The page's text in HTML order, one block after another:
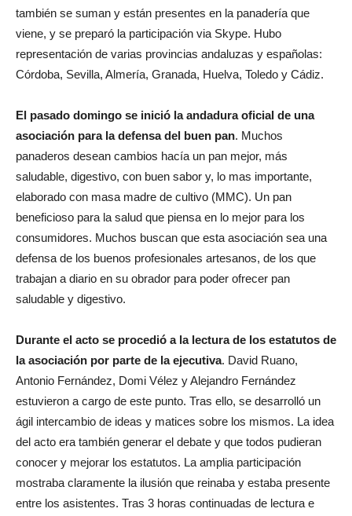
también se suman y están presentes en la panadería que
viene, y se preparó la participación via Skype. Hubo
representación de varias provincias andaluzas y españolas:
Córdoba, Sevilla, Almería, Granada, Huelva, Toledo y Cádiz.
El pasado domingo se inició la andadura oficial de una
asociación para la defensa del buen pan. Muchos
panaderos desean cambios hacía un pan mejor, más
saludable, digestivo, con buen sabor y, lo mas importante,
elaborado con masa madre de cultivo (MMC). Un pan
beneficioso para la salud que piensa en lo mejor para los
consumidores. Muchos buscan que esta asociación sea una
defensa de los buenos profesionales artesanos, de los que
trabajan a diario en su obrador para poder ofrecer pan
saludable y digestivo.
Durante el acto se procedió a la lectura de los estatutos de
la asociación por parte de la ejecutiva. David Ruano,
Antonio Fernández, Domi Vélez y Alejandro Fernández
estuvieron a cargo de este punto. Tras ello, se desarrolló un
ágil intercambio de ideas y matices sobre los mismos. La idea
del acto era también generar el debate y que todos pudieran
conocer y mejorar los estatutos. La amplia participación
mostraba claramente la ilusión que reinaba y estaba presente
entre los asistentes. Tras 3 horas continuadas de lectura e